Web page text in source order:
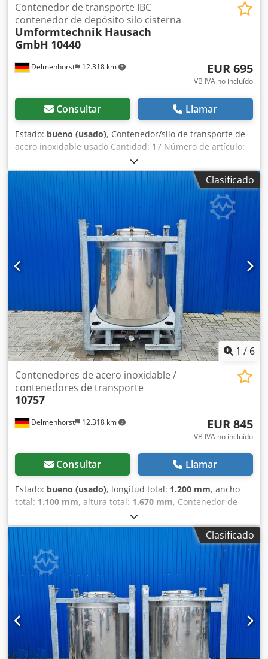
Delmenhorst 12.318 km
Contenedor de transporte IBC
contenedor de depósito silo cisterna
Umformtechnik Hausach
GmbH 10440
EUR 695
VB IVA no incluído
Consultar Llamar
Estado: bueno (usado), Contenedor/silo de transporte de
acero inoxidable usado Cantidad: 17 Número de artículo:
10440 Último uso conocido: Desconocido Volumen: 650 l
Tipo: Vertical, con soporte galvanizado Material (en
contacto con el producto): 1.4301 / AISI304 Diseño: De
pared simple Dwjdpjd Sw Dfsfx Anysa Fondo: Cónico Tapa
superior: Abovedada Presión de funcionamiento según la
placa de características: ATM Dimensiones del contenedor:
Distancia desde la salida hasta el fondo: 250 mm Altura
total: 1655 mm Anchura total: 830 mm Longitud total: 1030
mm Materiales: Interior: 1.4301 / AISI 304 Exterior: Acero
galvanizado Equipamiento: Placa de características: sí
Salida: DN80 Válvula de salida: Con cierre de leva Tapa
superior totalmente desmontable
Clasificado
1 / 6
Delmenhorst 12.318 km
Contenedores de acero inoxidable /
contenedores de transporte
10757
EUR 845
VB IVA no incluído
Consultar Llamar
Estado: bueno (usado), longitud total: 1.200 mm, ancho
total: 1.100 mm, altura total: 1.670 mm, Contenedor de
acero inoxidable usado / contenedor de transporte / IBC
Último uso: Productos químicos Dwsdpfx Ajq Rc Erenysa
Número de artículo: 10757 Volumen: 1000 litros Tipo:
Vertical en bastidor apilable galvanizado Material (partes
húmedas): 1.4301 / AISI304 Boca de hombre 400mm
Diseño: Pared simple Presión de servicio según placa de
características: 0,33 bar Peso en vacío: 222kg Dimensiones
del depósito: Anchura total: 1100mm Longitud total:
1200mm Altura total: 1670 mm Materiales: Interior: 1.4301
/ AISI 304 Partes exteriores: Acero galvanizado
Equipamiento: Placa de características: Sí Diámetro caño:
50mm Distancia caño al suelo: 230mm
Clasificado